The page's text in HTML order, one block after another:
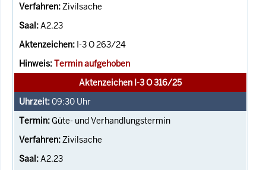
Zivilsache
A2.23
I-3 O 263/24
Termin aufgehoben
Aktenzeichen I-3 O 316/25
09:30 Uhr
Güte- und Verhandlungstermin
Zivilsache
A2.23